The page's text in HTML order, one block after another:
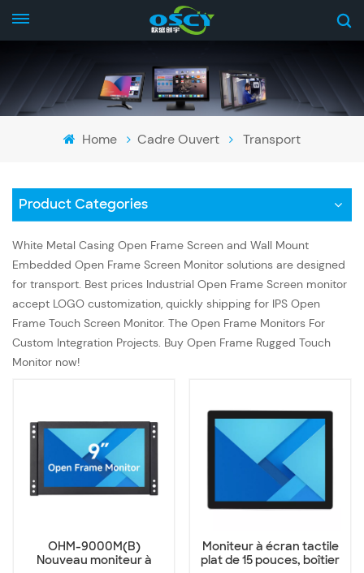
Home Cadre Ouvert Transport
Product Categories
White Metal Casing Open Frame Screen and Wall Mount
Embedded Open Frame Screen Monitor solutions are designed
for transport. Best prices Industrial Open Frame Screen monitor
accept LOGO customization, quickly shipping for IPS Open
Frame Touch Screen Monitor. The Open Frame Monitors For
Custom Integration Projects. Buy Open Frame Rugged Touch
Monitor now!
OHM-9000M(B)
Nouveau moniteur à
Moniteur à écran tactile
plat de 15 pouces, boîtier